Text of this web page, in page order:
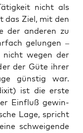
nicht als
das Ziel, mit den
der ande­ren zu
gelun­gen –
nicht wegen der
der Güte ihrer
güns­tig war.
ist die ers­te
Ein­fluß gewin­
Lage, spricht
schwei­gen­de